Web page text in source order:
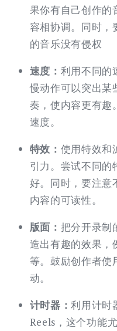
果你有自己创作的
容相协调。同时，
的音乐没有侵权
速度： 利用不同的
慢动作可以突出某
奏，使内容更有趣
速度。
特效： 使用特效和
引力。尝试不同的
好。同时，要注意
内容的可读性。
版面： 把分开录制
造出有趣的效果，
等。鼓励创作者使
动。
计时器：利用计时
Reels，这个功能